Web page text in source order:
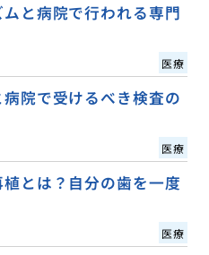
と病院で行われる専門
医療
院で受けるべき検査の
医療
とは？自分の歯を一度
医療